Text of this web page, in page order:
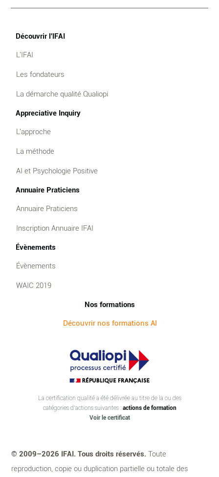
Découvrir l'IFAI
L'IFAI
Les fondateurs
La démarche qualité Qualiopi
Appreciative Inquiry
L'approche
La méthode
AI et Psychologie Positive
Annuaire Praticiens
Annuaire Praticiens
Inscription Annuaire IFAI
Évènements
Évènements
WAIC 2019
Nos formations
Découvrir nos formations AI
La certification qualité a été délivrée au titre de la ou des
catégories d’actions suivantes :actions de formation
Voir le certificat
© 2009–2026 IFAI. Tous droits réservés. Toute
reproduction, copie ou duplication partielle ou totale des